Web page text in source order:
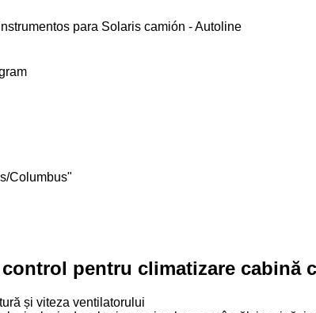
Columbus"
pentru climatizare cabină
și viteza ventilatorului